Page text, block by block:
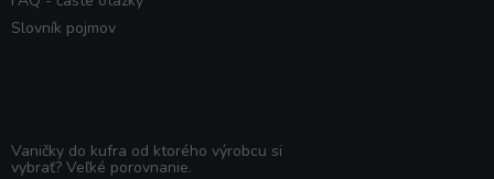
Slovník pojmov
Vaničky do kufra od ktorého výrobcu si
vybrať? Veľké porovnanie.